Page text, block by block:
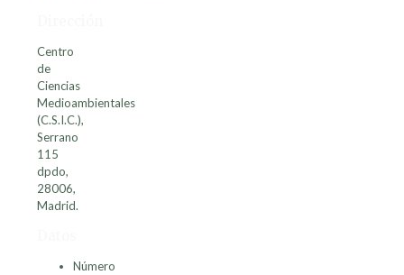
Centro
de
Ciencias
Medioambientales
(C.S.I.C.),
Serrano
115
dpdo,
28006,
Madrid.
Número